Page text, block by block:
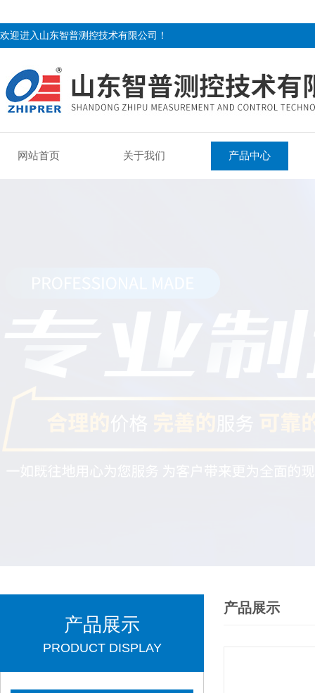
欢迎进入山东智普测控技术有限公司！
网站首页 关于我们 产品中心
产品展示
PRODUCT DISPLAY
产品展示